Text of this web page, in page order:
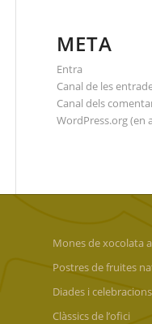
META
Entra
Canal de les
Canal dels
WordPress.org (en
Mones de xocolata
Postres de fruites
Diades i celebracions
Clàssics de l’ofici